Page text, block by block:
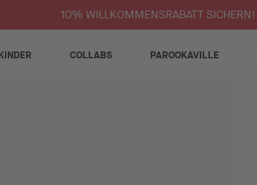
10% WILLKOMMENSRABATT SICHERN!
COLLABS PAROOKAVILLE